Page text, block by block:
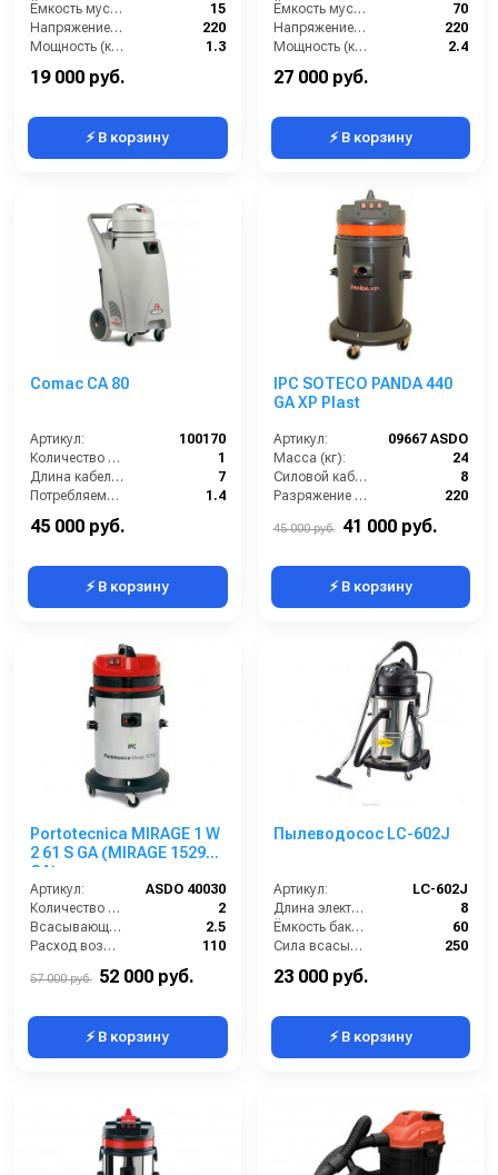
Ёмкость мусоросборника (л):
15
Напряжение (В):
220
Мощность (кВт):
1.3
Длина сетевого шнура (м):
19 000 руб.
⚡ В корзину
Ёмкость мусоросборника (л):
70
Напряжение (В):
220
Мощность (кВт):
2.4
Длина сетевого шнура (м):
27 000 руб.
⚡ В корзину
Comac CA 80
Артикул:
100170
Количество турбин (шт):
1
Длина кабеля (м):
7
Потребляемая мощность (кВт):
1.4
Уровень шума (дБ):
45 000 руб.
⚡ В корзину
IPC SOTECO PANDA 440
GA XP Plast
Артикул:
09667 ASDO
Масса (кг):
24
Силовой кабель (м):
8
Разряжение (мБар):
220
500x500x870
45 000 руб. 41 000 руб.
⚡ В корзину
Portotecnica MIRAGE 1 W
2 61 S GA (MIRAGE 1529
GA)
Артикул:
ASDO 40030
Количество турбин (шт):
2
Всасывающий шланг (м):
2.5
Расход воздуха (л/сек):
110
57 000 руб. 52 000 руб.
⚡ В корзину
Пылеводосос LC-602J
Артикул:
LC-602J
Длина электрического кабеля (м):
8
Ёмкость бака (л):
60
Сила всасывания (мбар):
250
23 000 руб.
⚡ В корзину